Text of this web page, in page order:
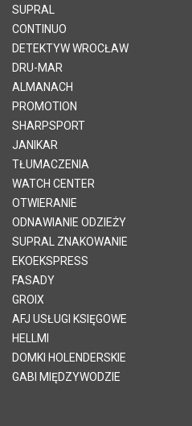
SUPRAL
CONTINUO
DETEKTYW WROCŁAW
DRU-MAR
ALMANACH
PROMOTION
SHARPSPORT
JANIKAR
TŁUMACZENIA
WATCH CENTER
OTWIERANIE
ODNAWIANIE ODZIEŻY
SUPRAL ZNAKOWANIE
EKOEKSPRESS
FASADY
GROIX
AFJ USŁUGI KSIĘGOWE
HELLMI
DOMKI HOLENDERSKIE
GABI MIĘDZYWODZIE